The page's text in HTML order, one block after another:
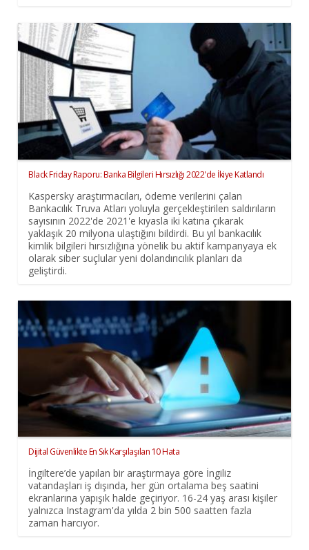
Black Friday Raporu: Banka Bilgileri Hırsızlığı 2022'de İkiye Katlandı
Kaspersky araştırmacıları, ödeme verilerini çalan
Bankacılık Truva Atları yoluyla gerçekleştirilen saldırıların
sayısının 2022'de 2021'e kıyasla iki katına çıkarak
yaklaşık 20 milyona ulaştığını bildirdi. Bu yıl bankacılık
kimlik bilgileri hırsızlığına yönelik bu aktif kampanyaya ek
olarak siber suçlular yeni dolandırıcılık planları da
geliştirdi.
Dijital Güvenlikte En Sık Karşılaşılan 10 Hata
İngiltere’de yapılan bir araştırmaya göre İngiliz
vatandaşları iş dışında, her gün ortalama beş saatini
ekranlarına yapışık halde geçiriyor. 16-24 yaş arası kişiler
yalnızca Instagram'da yılda 2 bin 500 saatten fazla
zaman harcıyor.